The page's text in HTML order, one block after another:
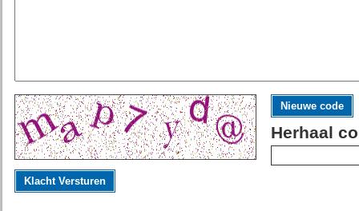
Nieuwe code
Herhaal
Klacht Versturen